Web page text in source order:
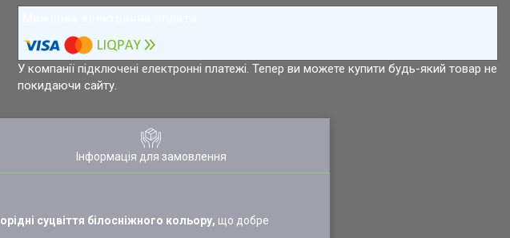
У компанії підключені електронні платежі. Тепер ви можете купити будь-який товар не
покидаючи сайту.
Інформація для замовлення
суцвіття білосніжного кольору, що добре